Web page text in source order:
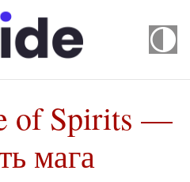
of Spirits —
мага